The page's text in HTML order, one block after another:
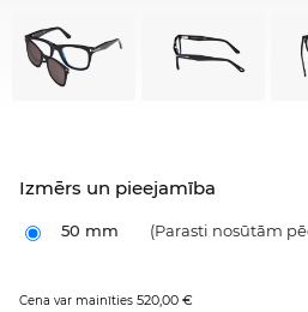
Izmērs un pieejamība
50 mm (Parasti nosūtām
Cena var mainīties 520,00 €